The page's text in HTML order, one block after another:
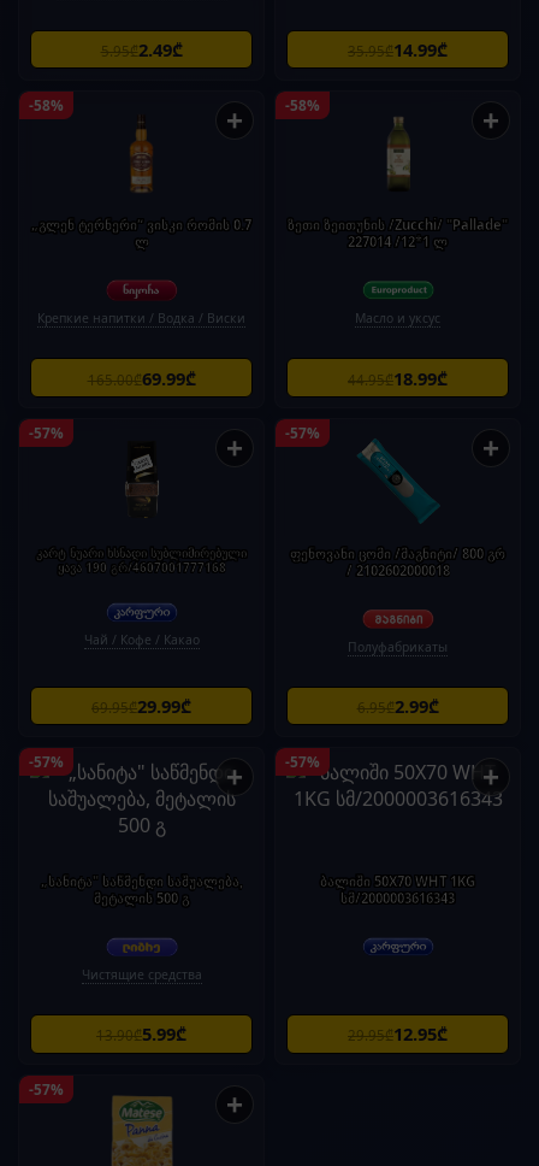
5.95₾2.49₾ 35.95₾14.99₾
-58% +
„გლენ ტერნერი“ ვისკი რომის 0.7
ლ
Крепкие напитки / Водка / Виски
165.00₾69.99₾
-58% +
ზეთი ზეითუნის /Zucchi/ "Pallade"
227014 /12*1 ლ
Масло и уксус
44.95₾18.99₾
-57% +
კარტ ნუარი ხსნადი სუბლიმირებული
ყავა 190 გრ/4607001777168
Чай / Кофе / Какао
69.95₾29.99₾
-57% +
ფენოვანი ცომი /მაგნიტი/ 800 გრ
/ 2102602000018
Полуфабрикаты
6.95₾2.99₾
-57% +
„სანიტა" საწმენდი საშუალება,
მეტალის 500 გ
Чистящие средства
13.90₾5.99₾
-57% +
ბალიში 50X70 WHT 1KG
სმ/2000003616343
29.95₾12.95₾
-57% +